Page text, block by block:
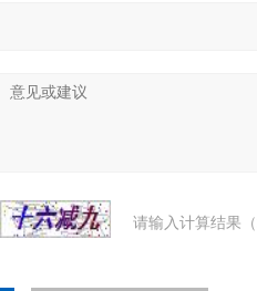
请输入计算结果